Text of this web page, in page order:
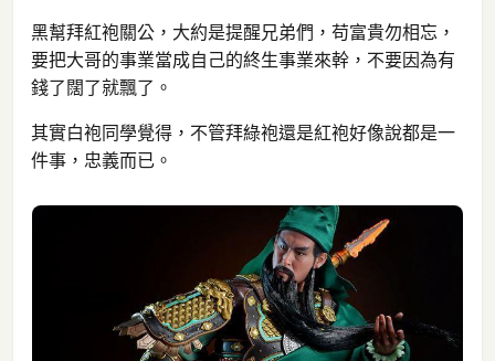
黑幫拜紅袍關公，大約是提醒兄弟們，苟富貴勿相忘，
要把大哥的事業當成自己的終生事業來幹，不要因為有
錢了闊了就飄了。
其實白袍同學覺得，不管拜綠袍還是紅袍好像說都是一
件事，忠義而已。